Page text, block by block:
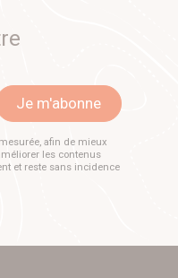
Je m'abonne
afin de mieux
les contenus
et reste sans incidence